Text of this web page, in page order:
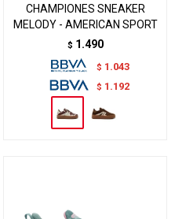
CHAMPIONES SNEAKER
MELODY - AMERICAN SPORT
$ 1.490
$ 1.043
$ 1.192